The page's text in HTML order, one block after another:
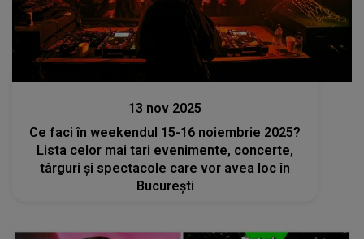
13 nov 2025
Ce faci în weekendul 15-16 noiembrie 2025?
Lista celor mai tari evenimente, concerte,
târguri și spectacole care vor avea loc în
București